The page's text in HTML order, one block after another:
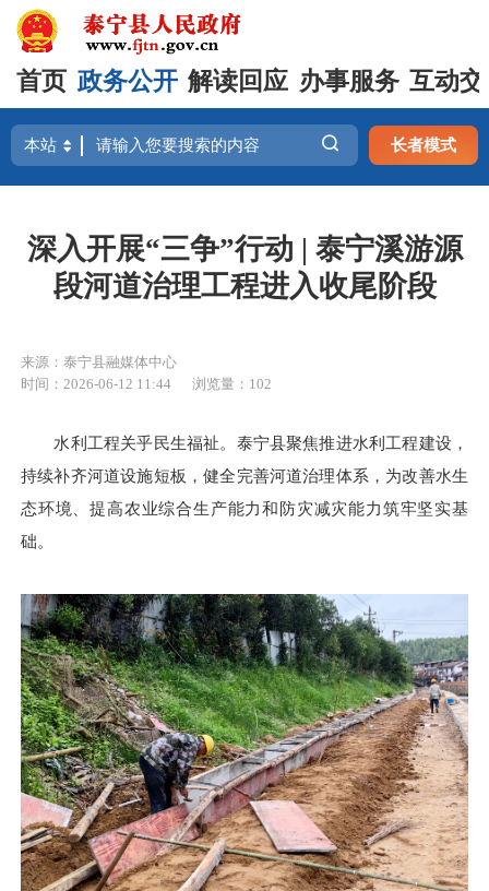
首页 政务公开 解读回应 办事服务 互动
长者模式
深入开展“三争”行动 | 泰宁溪游源
段河道治理工程进入收尾阶段
来源：泰宁县融媒体中心
时间：2026-06-12 11:44
浏览量：102
水利工程关乎民生福祉。泰宁县聚焦推进水利工程建设，
持续补齐河道设施短板，健全完善河道治理体系，为改善水生
态环境、提高农业综合生产能力和防灾减灾能力筑牢坚实基
础。